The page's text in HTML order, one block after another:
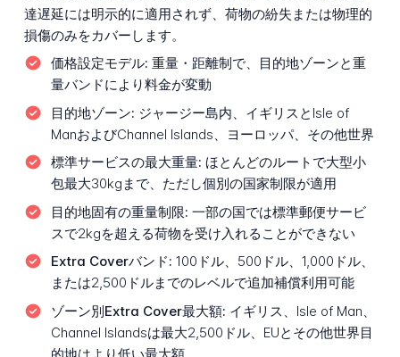
達遅延には明示的に適用されず、荷物の紛失または物理的
損傷のみをカバーします。
価格設定モデル: 重量・距離制で、目的地ゾーンと重
量バンドにより料金が変動
目的地ゾーン: ジャージー島内、イギリスとIsle of
ManおよびChannel Islands、ヨーロッパ、その他世界
標準サービスの最大重量: ほとんどのルートで大型小
包最大30kgまで、ただし個別の国家制限が適用
目的地固有の重量制限: 一部の国では標準郵便サービ
スで2kgを超える荷物を受け入れることができない
Extra Coverバンド: 100ドル、500ドル、1,000ドル、
または2,500ドルまでのレベルで追加補償利用可能
ゾーン別Extra Cover最大額: イギリス、Isle of Man、
Channel Islandsは最大2,500ドル、EUとその他世界目